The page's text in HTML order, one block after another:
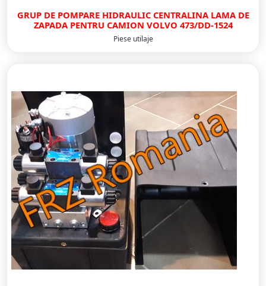
GRUP DE POMPARE HIDRAULIC CENTRALINA LAMA DE
ZAPADA PENTRU CAMION VOLVO 473/DD-1524
Piese utilaje